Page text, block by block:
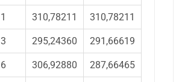
1 310,78211 310,78211
3 295,24360 291,66619
6 306,92880 287,66465